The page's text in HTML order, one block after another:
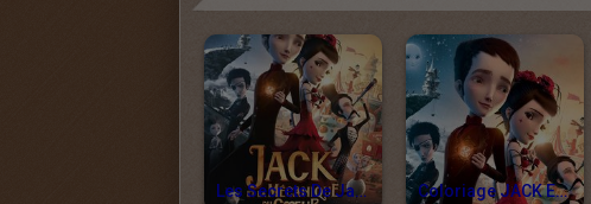
Les Secrets De Jack Et La Mécanique Du Coeur Coloriage JACK ET LA MÉCANIQUE DU COEUR